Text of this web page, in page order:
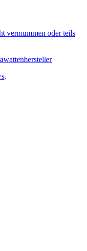
vermummen oder teils
.